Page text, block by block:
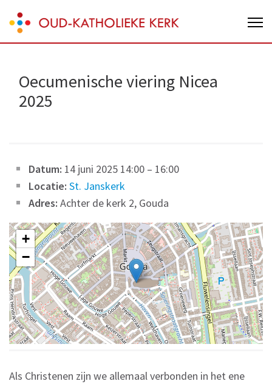
to
content
Enter)
Oud-Katholieke Kerk van Nederland
Oecumenische viering Nicea
2025
Datum: 14 juni 2025 14:00 – 16:00
Locatie: St. Janskerk
Adres: Achter de kerk 2, Gouda
+
−
Als Christenen zijn we allemaal verbonden in het ene